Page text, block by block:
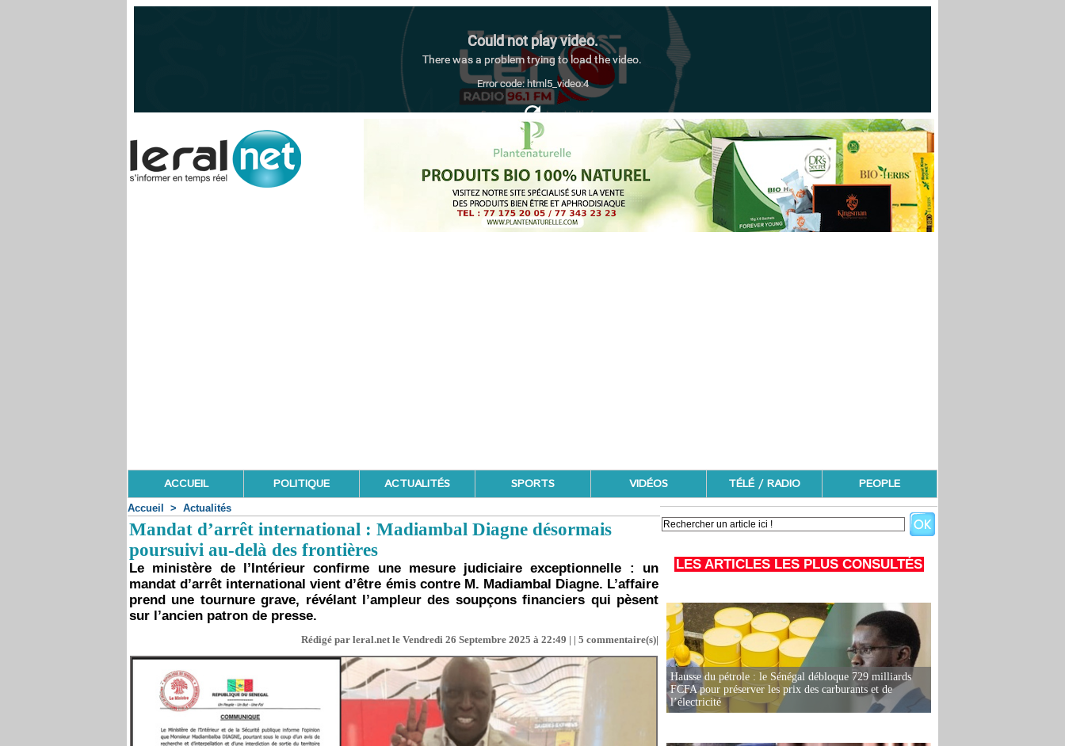
ACCUEIL POLITIQUE ACTUALITÉS SPORTS VIDÉOS TÉLÉ / RADIO PEOPLE
Accueil > Actualités
Mandat d’arrêt international : Madiambal Diagne désormais
poursuivi au-delà des frontières
Le ministère de l’Intérieur confirme une mesure judiciaire exceptionnelle : un
mandat d’arrêt international vient d’être émis contre M. Madiambal Diagne. L’affaire
prend une tournure grave, révélant l’ampleur des soupçons financiers qui pèsent
sur l’ancien patron de presse.
Rédigé par leral.net le Vendredi 26 Septembre 2025 à 22:49 | | 5 commentaire(s)|
LES ARTICLES LES PLUS CONSULTÉS
Hausse du pétrole : le Sénégal débloque 729 milliards
FCFA pour préserver les prix des carburants et de
l’électricité